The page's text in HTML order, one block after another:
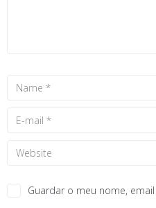
Guardar o meu nome,